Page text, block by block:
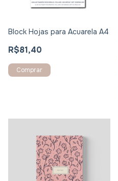
Block Hojas para Acuarela A4
R$81,40